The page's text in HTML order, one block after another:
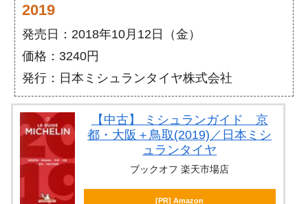
2019
発売日：2018年10月12日（金）
価格：3240円
発行：日本ミシュランタイヤ株式会社
【中古】 ミシュランガイド 京
都・大阪＋鳥取(2019)／日本ミシ
ュランタイヤ
ブックオフ 楽天市場店
[PR] Amazon